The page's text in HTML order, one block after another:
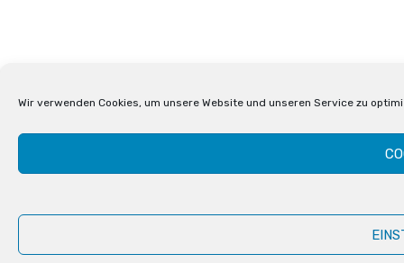
Wir verwenden Cookies, um unsere Website und unseren Service zu